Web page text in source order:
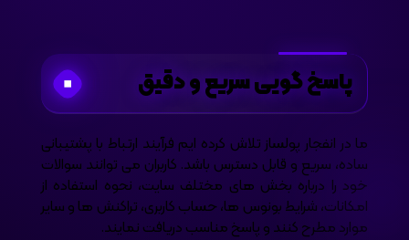
پاسخ گویی سریع و دقیق
ما در انفجار پولساز تلاش کرده ایم فرآیند ارتباط با پشتیبانی
ساده، سریع و قابل دسترس باشد. کاربران می توانند سوالات
خود را درباره بخش های مختلف سایت، نحوه استفاده از
امکانات، شرایط بونوس ها، حساب کاربری، تراکنش ها و سایر
موارد مطرح کنند و پاسخ مناسب دریافت نمایند.